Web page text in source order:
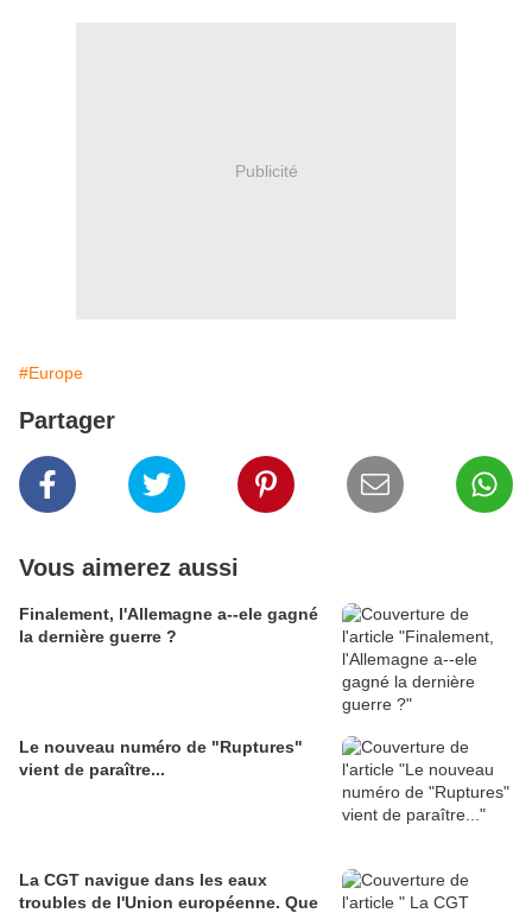
Publicité
#Europe
Partager
Vous aimerez aussi
Finalement, l'Allemagne a--ele gagné
la dernière guerre ?
Le nouveau numéro de "Ruptures"
vient de paraître...
La CGT navigue dans les eaux
troubles de l'Union européenne. Que